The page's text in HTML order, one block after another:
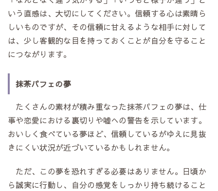
いう直感は、大切にしてください。信頼する心は素晴ら
しいものですが、その信頼に甘えるような相手に対して
は、少し客観的な目を持っておくことが自分を守ること
につながります。
抹茶パフェの夢
たくさんの素材が積み重なった抹茶パフェの夢は、仕
事や恋愛における裏切りや嘘への警告を示しています。
おいしく食べている夢ほど、信頼しているがゆえに見抜
きにくい状況が近づいているかもしれません。
ただ、この夢を恐れすぎる必要はありません。日頃か
ら誠実に行動し、自分の感覚をしっかり持ち続けること